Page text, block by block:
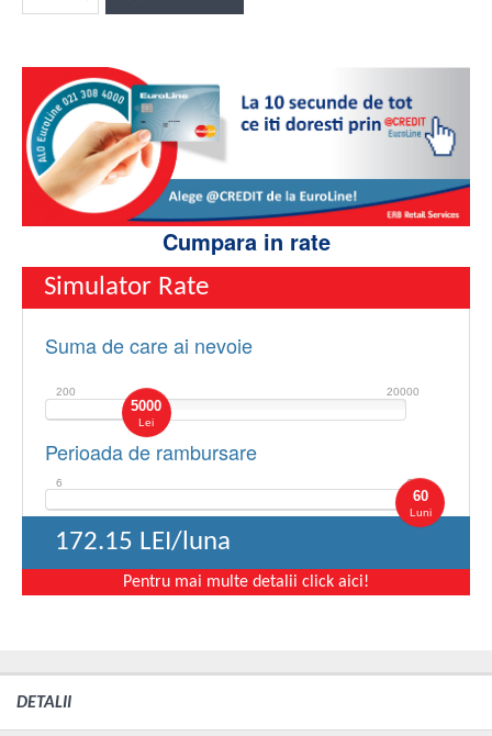
Cumpara in rate
Simulator Rate
Suma de care ai nevoie
5000
Lei
200 20000
Perioada de rambursare
60
Luni
6 60
172.15 LEI/luna
Pentru mai multe detalii click aici!
DETALII